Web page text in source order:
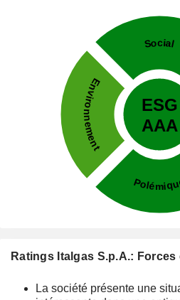
Ratings Italgas S.p.A.: Forces
La société présente une